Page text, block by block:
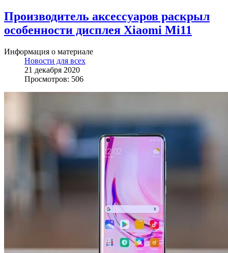
Производитель аксессуаров раскрыл
особенности дисплея Xiaomi Mi11
Информация о материале
Новости для всех
21 декабря 2020
Просмотров: 506